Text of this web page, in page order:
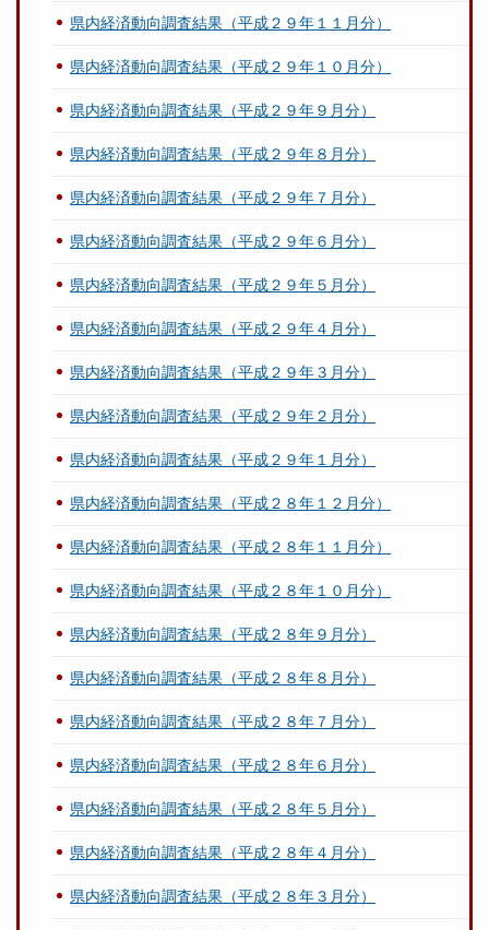
県内経済動向調査結果（平成２９年１１月分）
県内経済動向調査結果（平成２９年１０月分）
県内経済動向調査結果（平成２９年９月分）
県内経済動向調査結果（平成２９年８月分）
県内経済動向調査結果（平成２９年７月分）
県内経済動向調査結果（平成２９年６月分）
県内経済動向調査結果（平成２９年５月分）
県内経済動向調査結果（平成２９年４月分）
県内経済動向調査結果（平成２９年３月分）
県内経済動向調査結果（平成２９年２月分）
県内経済動向調査結果（平成２９年１月分）
県内経済動向調査結果（平成２８年１２月分）
県内経済動向調査結果（平成２８年１１月分）
県内経済動向調査結果（平成２８年１０月分）
県内経済動向調査結果（平成２８年９月分）
県内経済動向調査結果（平成２８年８月分）
県内経済動向調査結果（平成２８年７月分）
県内経済動向調査結果（平成２８年６月分）
県内経済動向調査結果（平成２８年５月分）
県内経済動向調査結果（平成２８年４月分）
県内経済動向調査結果（平成２８年３月分）